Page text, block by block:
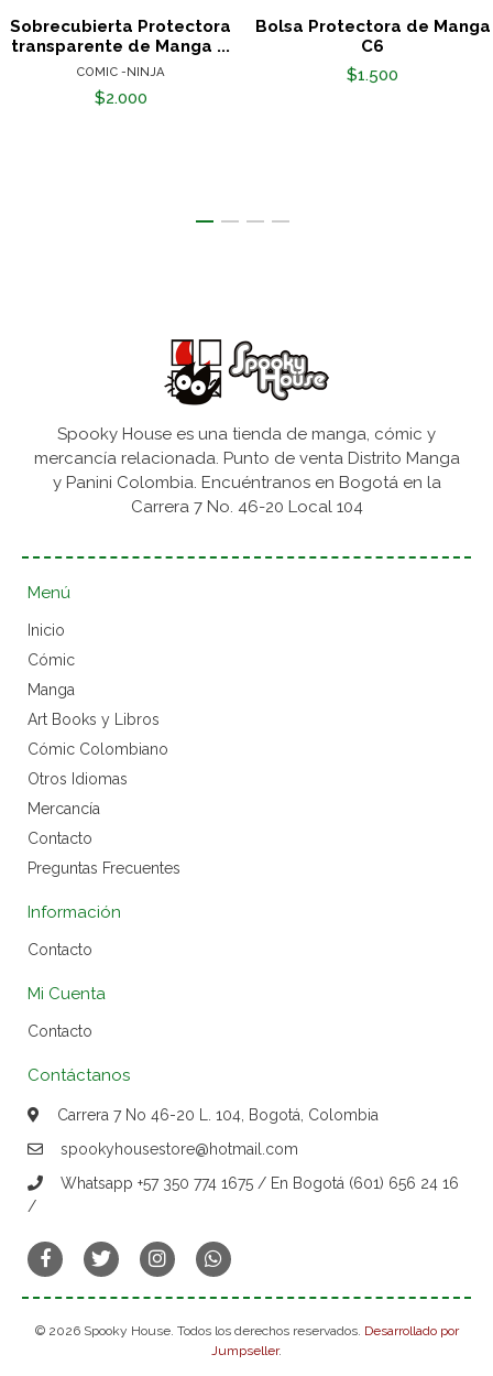
Sobrecubierta Protectora
transparente de Manga ...
COMIC -NINJA
$2.000
Bolsa Protectora de Manga
C6
$1.500
Spooky House es una tienda de manga, cómic y
mercancía relacionada. Punto de venta Distrito Manga
y Panini Colombia. Encuéntranos en Bogotá en la
Carrera 7 No. 46-20 Local 104
Menú
Inicio
Cómic
Manga
Art Books y Libros
Cómic Colombiano
Otros Idiomas
Mercancía
Contacto
Preguntas Frecuentes
Información
Contacto
Mi Cuenta
Contacto
Contáctanos
Carrera 7 No 46-20 L. 104, Bogotá, Colombia
spookyhousestore@hotmail.com
Whatsapp +57 350 774 1675 / En Bogotá (601) 656 24 16
/
© 2026 Spooky House. Todos los derechos reservados. Desarrollado por
Jumpseller.